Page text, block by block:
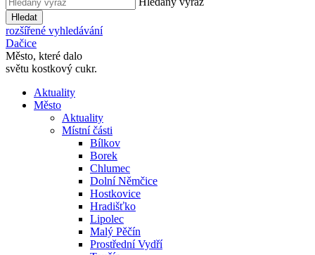
Hledat
rozšířené vyhledávání
Dačice
Město, které dalo
světu kostkový cukr.
Aktuality
Město
Aktuality
Místní části
Bílkov
Borek
Chlumec
Dolní Němčice
Hostkovice
Hradišťko
Lipolec
Malý Pěčín
Prostřední Vydří